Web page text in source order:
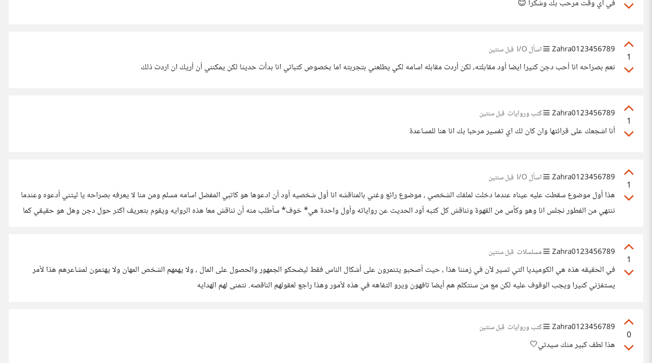
في اي وقت مرحب بك وشكرآ 😊
1
Zahra0123456789 اسأل I/O قبل سنتين
نعم بصراحه انا أحب دجن كثيرا ايضا أود مقابلته، لكن أردت مقابله اسامه لكي يطلعني بتجربته اما بخصوص كتباتي انا بدأت حديثا لكن يمكنني أن أريك ان اردت ذلك
1
Zahra0123456789 كتب وروايات قبل سنتين
أنا اشجعك على قرائتها وان كان لك اي تفسير مرحبا بك انا هنا للمساعدة
1
Zahra0123456789 اسأل I/O قبل سنتين
هذا أول موضوع سقطت عليه عيناه عندما دخلت لملفك الشخصي ، موضوع رائع وغني بالمناقشه انا أول شخصيه أود أن ادعوها هو كاتبي المفضل اسامه مسلم ومن منا لا يعرفه بصراحه يا ليتني أدعوه وعندما
ننتهي من الفطور نجلس انا وهو وكأس من القهوة ونناقش كل كتبه أود الحديت عن رواياته وأول واحدة هي* خوف* سأطلب منه أن نناقش معا هذه الروايه ويقوم بتعريف اكتر حول دجن وهل هو حقيقي كما
1
Zahra0123456789 مسلسلات قبل سنتين
في الحقيقه هذه هي الكوميديا التي تسير لآن في زمننا هذا ، حيت أصحبو يتنمرون على أشكال الناس فقط ليضحكو الجمهور والحصول على المال ، ولا يهمهم الشخص المهان ولا يهتمون لمشاعرهم هذا لأمر
يستفزني كثيرا ويجب الوقوف عليه لكن مع من سنتكلم هم أيضا تافهون ويرو التفاهه في هذه لأمور وهذا راجع لعقولهم الناقصه. نتمنى لهم الهدايه
0
Zahra0123456789 كتب وروايات قبل سنتين
هذا لطف كبير منك سيدتي🤍